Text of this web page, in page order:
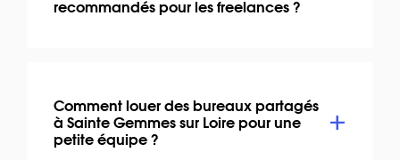
recommandés pour les freelances ?
Comment louer des bureaux partagés
à Sainte Gemmes sur Loire pour une
petite équipe ?